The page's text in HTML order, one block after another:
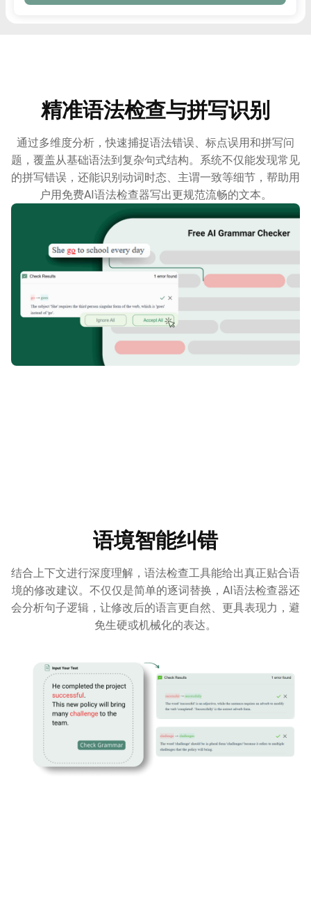
精准语法检查与拼写识别
通过多维度分析，快速捕捉语法错误、标点误用和拼写问
题，覆盖从基础语法到复杂句式结构。系统不仅能发现常见
的拼写错误，还能识别动词时态、主谓一致等细节，帮助用
户用免费AI语法检查器写出更规范流畅的文本。
语境智能纠错
结合上下文进行深度理解，语法检查工具能给出真正贴合语
境的修改建议。不仅仅是简单的逐词替换，AI语法检查器还
会分析句子逻辑，让修改后的语言更自然、更具表现力，避
免生硬或机械化的表达。